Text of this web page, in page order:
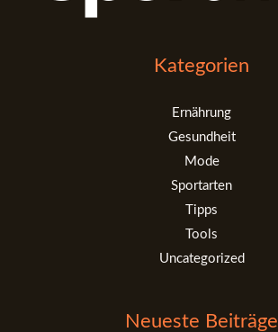
Kategorien
Ernährung
Gesundheit
Mode
Sportarten
Tipps
Tools
Uncategorized
Neueste Beiträge